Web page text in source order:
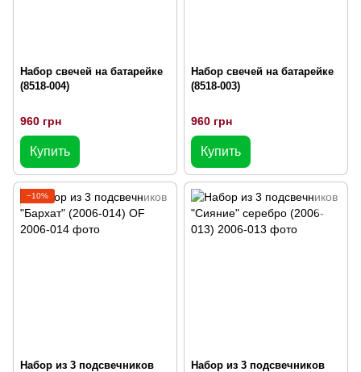
Набор свечей на батарейке
(8518-004)
960 грн
Купить
Набор свечей на батарейке
(8518-003)
960 грн
Купить
−10%
Набор из 3 подсвечников
Набор из 3 подсвечников